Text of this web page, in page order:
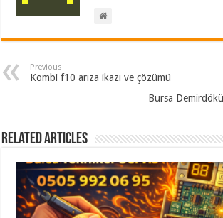
Previous
Kombi f10 arıza ikazı ve çözümü
Bursa
Related Articles